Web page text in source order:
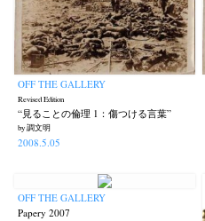
OFF THE GALLERY
Revised Edition
“見ることの倫理 1：傷つける言葉”
by 調文明
2008.5.05
OFF THE GALLERY
Papery 2007